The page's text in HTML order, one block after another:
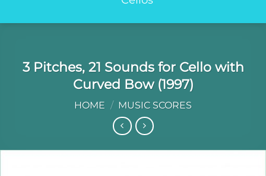
3 Pitches, 21 Sounds for Cello with
Curved Bow (1997)
HOME / MUSIC SCORES